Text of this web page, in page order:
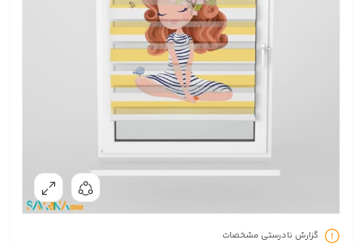
گزارش نادرستی مشخصات